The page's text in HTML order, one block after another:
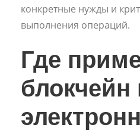
конкретные нужды и
выполнения операций.
Где
блокчейн